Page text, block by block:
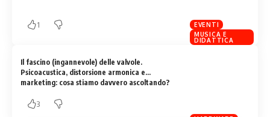
EVENTI
MUSICA E
DIDATTICA
1
Il fascino (ingannevole) delle valvole.
Psicoacustica, distorsione armonica e
marketing: cosa stiamo davvero ascoltando?
3